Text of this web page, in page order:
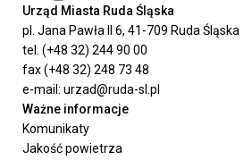
Urząd Miasta Ruda Śląska
pl. Jana Pawła II 6, 41-709 Ruda Śląska
tel. (+48 32) 244 90 00
fax (+48 32) 248 73 48
e-mail: urzad@ruda-sl.pl
Ważne informacje
Komunikaty
Jakość powietrza